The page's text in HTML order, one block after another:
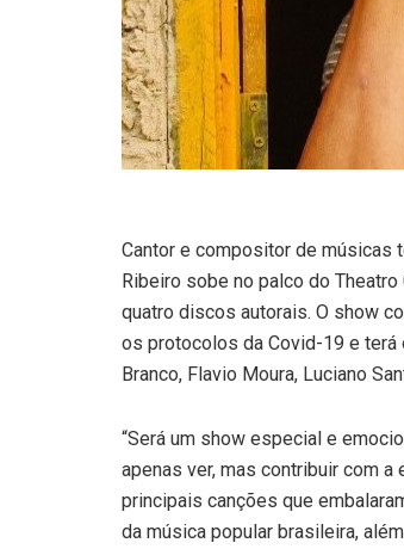
Cantor e compositor de músicas
Ribeiro sobe no palco do
quatro discos autorais. O show
os protocolos da Covid-19 e terá
Branco, Flavio Moura, Luciano
“Será um show especial e
apenas ver, mas contribuir com
principais canções que
da música popular brasileira,